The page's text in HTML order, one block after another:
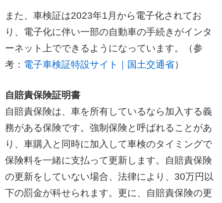
また、車検証は2023年1月から電子化されてお
り、電子化に伴い一部の自動車の手続きがインタ
ーネット上でできるようになっています。（参
考： 電子車検証特設サイト｜国土交通省）
自賠責保険証明書
自賠責保険は、車を所有しているなら加入する義
務がある保険です。強制保険と呼ばれることがあ
り、車購入と同時に加入して車検のタイミングで
保険料を一緒に支払って更新します。自賠責保険
の更新をしていない場合、法律により、30万円以
下の罰金が科せられます。更に、自賠責保険の更